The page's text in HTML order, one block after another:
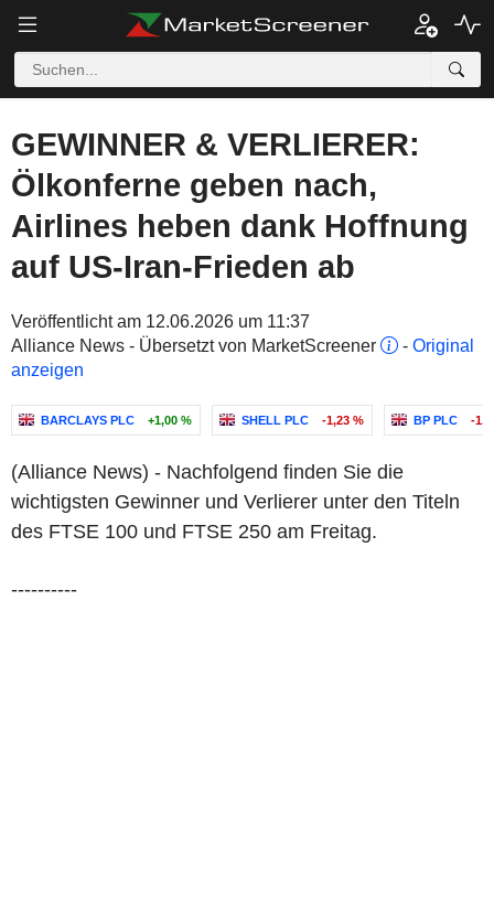
GEWINNER & VERLIERER:
Ölkonferne geben nach,
Airlines heben dank Hoffnung
auf US-Iran-Frieden ab
Veröffentlicht am 12.06.2026 um 11:37
Alliance News - Übersetzt von MarketScreener
- Original
anzeigen
BARCLAYS PLC +1,00 % SHELL PLC -1,23 % BP PLC -
(Alliance News) - Nachfolgend finden Sie die
wichtigsten Gewinner und Verlierer unter den Titeln
des FTSE 100 und FTSE 250 am Freitag.
----------